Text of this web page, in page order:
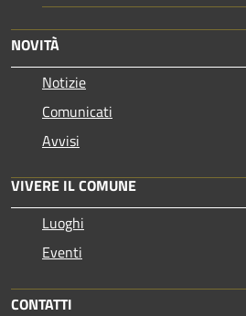
NOVITÀ
Notizie
Comunicati
Avvisi
VIVERE IL COMUNE
Luoghi
Eventi
CONTATTI